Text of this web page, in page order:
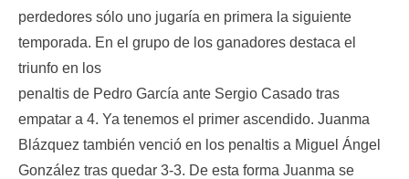
perdedores sólo uno jugaría en primera la siguiente
temporada. En el grupo de los ganadores destaca el
triunfo en los
penaltis de Pedro García ante Sergio Casado tras
empatar a 4. Ya tenemos el primer ascendido. Juanma
Blázquez también venció en los penaltis a Miguel Ángel
González tras quedar 3-3. De esta forma Juanma se